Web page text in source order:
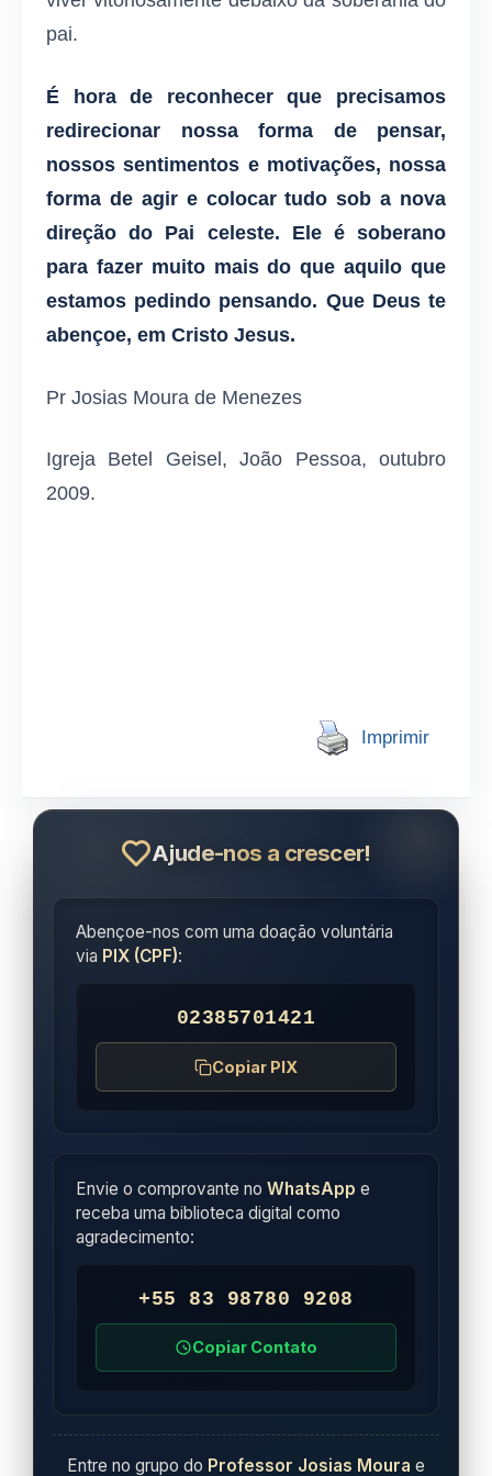
pai.
É hora de reconhecer que precisamos
redirecionar nossa forma de pensar,
nossos sentimentos e motivações, nossa
forma de agir e colocar tudo sob a nova
direção do Pai celeste. Ele é soberano
para fazer muito mais do que aquilo que
estamos pedindo pensando. Que Deus te
abençoe, em Cristo Jesus.
Pr Josias Moura de Menezes
Igreja Betel Geisel, João Pessoa, outubro
2009.
Imprimir
Ajude-nos a crescer!
Abençoe-nos com uma doação voluntária
via PIX (CPF):
02385701421
Copiar PIX
Envie o comprovante noWhatsApp e
receba uma biblioteca digital como
agradecimento:
+55 83 98780 9208
Copiar Contato
Entre no grupo do Professor Josias Moura e